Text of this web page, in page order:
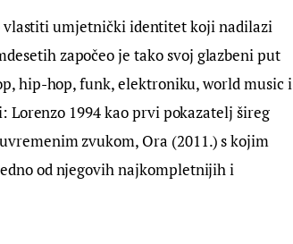
vlastiti umjetnički identitet koji nadilazi
započeo je tako svoj glazbeni put
hip-hop, funk, elektroniku, world music i
1994 kao prvi pokazatelj šireg
zvukom, Ora (2011.) s kojim
od njegovih najkompletnijih i